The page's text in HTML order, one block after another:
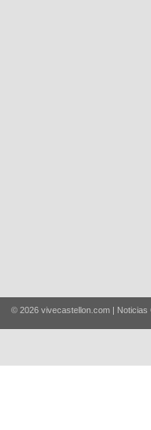
© 2026 vivecastellon.com | Noticias